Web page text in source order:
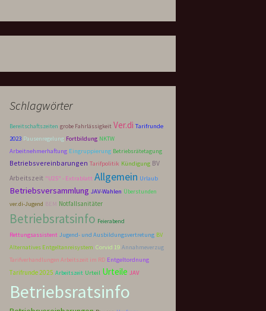
Schlagwörter
Bereitschaftszeiten grobe Fahrlässigkeit Ver.di Tarifrunde
2023 Pausenregelung Fortbildung NKTW
Arbeitnehmerhaftung Eingruppierung Betriebsrätetagung
Betriebsvereinbarungen Tarifpolitik Kündigung BV
Arbeitszeit "U25" - Extrablatt Allgemein Urlaub
Betriebsversammlung JAV-Wahlen Überstunden
ver.di-Jugend BEM Notfallsanitäter
Betriebsratsinfo Feierabend
Rettungsassistent Jugend- und Ausbildungsvertretung BV
Alternatives Entgeltanreisystem Corvid 19 Annahmeverzug
Tarifverhandlungen Arbeitszeit im RD Entgeltordnung
Tarifrunde 2025 Arbeitszeit Urteil Urteile JAV
Betriebsratsinfo